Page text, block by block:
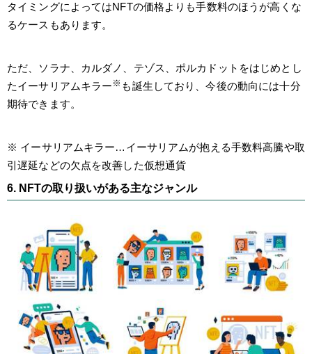
タイミングによってはNFTの価格よりも手数料のほうが高くな
るケースもあります。
ただ、ソラナ、カルダノ、テゾス、ポルカドットをはじめとし
たイーサリアムキラー ※ も誕生しており、今後の動向には十分
期待できます。
※ イーサリアムキラー…イーサリアムが抱える手数料高騰や取
引遅延などの欠点を改善した仮想通貨
6. NFTの取り扱いがある主なジャンル